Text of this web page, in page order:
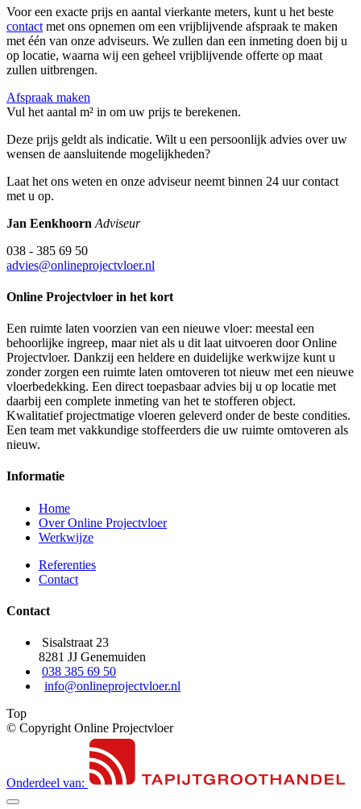
Voor een exacte prijs en aantal vierkante meters, kunt u het beste
contact met ons opnemen om een vrijblijvende afspraak te maken
met één van onze adviseurs. We zullen dan een inmeting doen bij u
op locatie, waarna wij een geheel vrijblijvende offerte op maat
zullen uitbrengen.
Afspraak maken
Vul het aantal m² in om uw prijs te berekenen.
Deze prijs geldt als indicatie. Wilt u een persoonlijk advies over uw
wensen de aansluitende mogelijkheden?
Laat het ons weten en onze adviseur neemt binnen 24 uur contact
met u op.
Jan Eenkhoorn Adviseur
038 - 385 69 50
advies@onlineprojectvloer.nl
Online Projectvloer in het kort
Een ruimte laten voorzien van een nieuwe vloer: meestal een
behoorlijke ingreep, maar niet als u dit laat uitvoeren door Online
Projectvloer. Dankzij een heldere en duidelijke werkwijze kunt u
zonder zorgen een ruimte laten omtoveren tot nieuw met een nieuwe
vloerbedekking. Een direct toepasbaar advies bij u op locatie met
daarbij een complete inmeting van het te stofferen object.
Kwalitatief projectmatige vloeren geleverd onder de beste condities.
Een team met vakkundige stoffeerders die uw ruimte omtoveren als
nieuw.
Informatie
Home
Over Online Projectvloer
Werkwijze
Referenties
Contact
Contact
Sisalstraat 23
8281 JJ Genemuiden
038 385 69 50
info@onlineprojectvloer.nl
Top
© Copyright Online Projectvloer
Onderdeel van: